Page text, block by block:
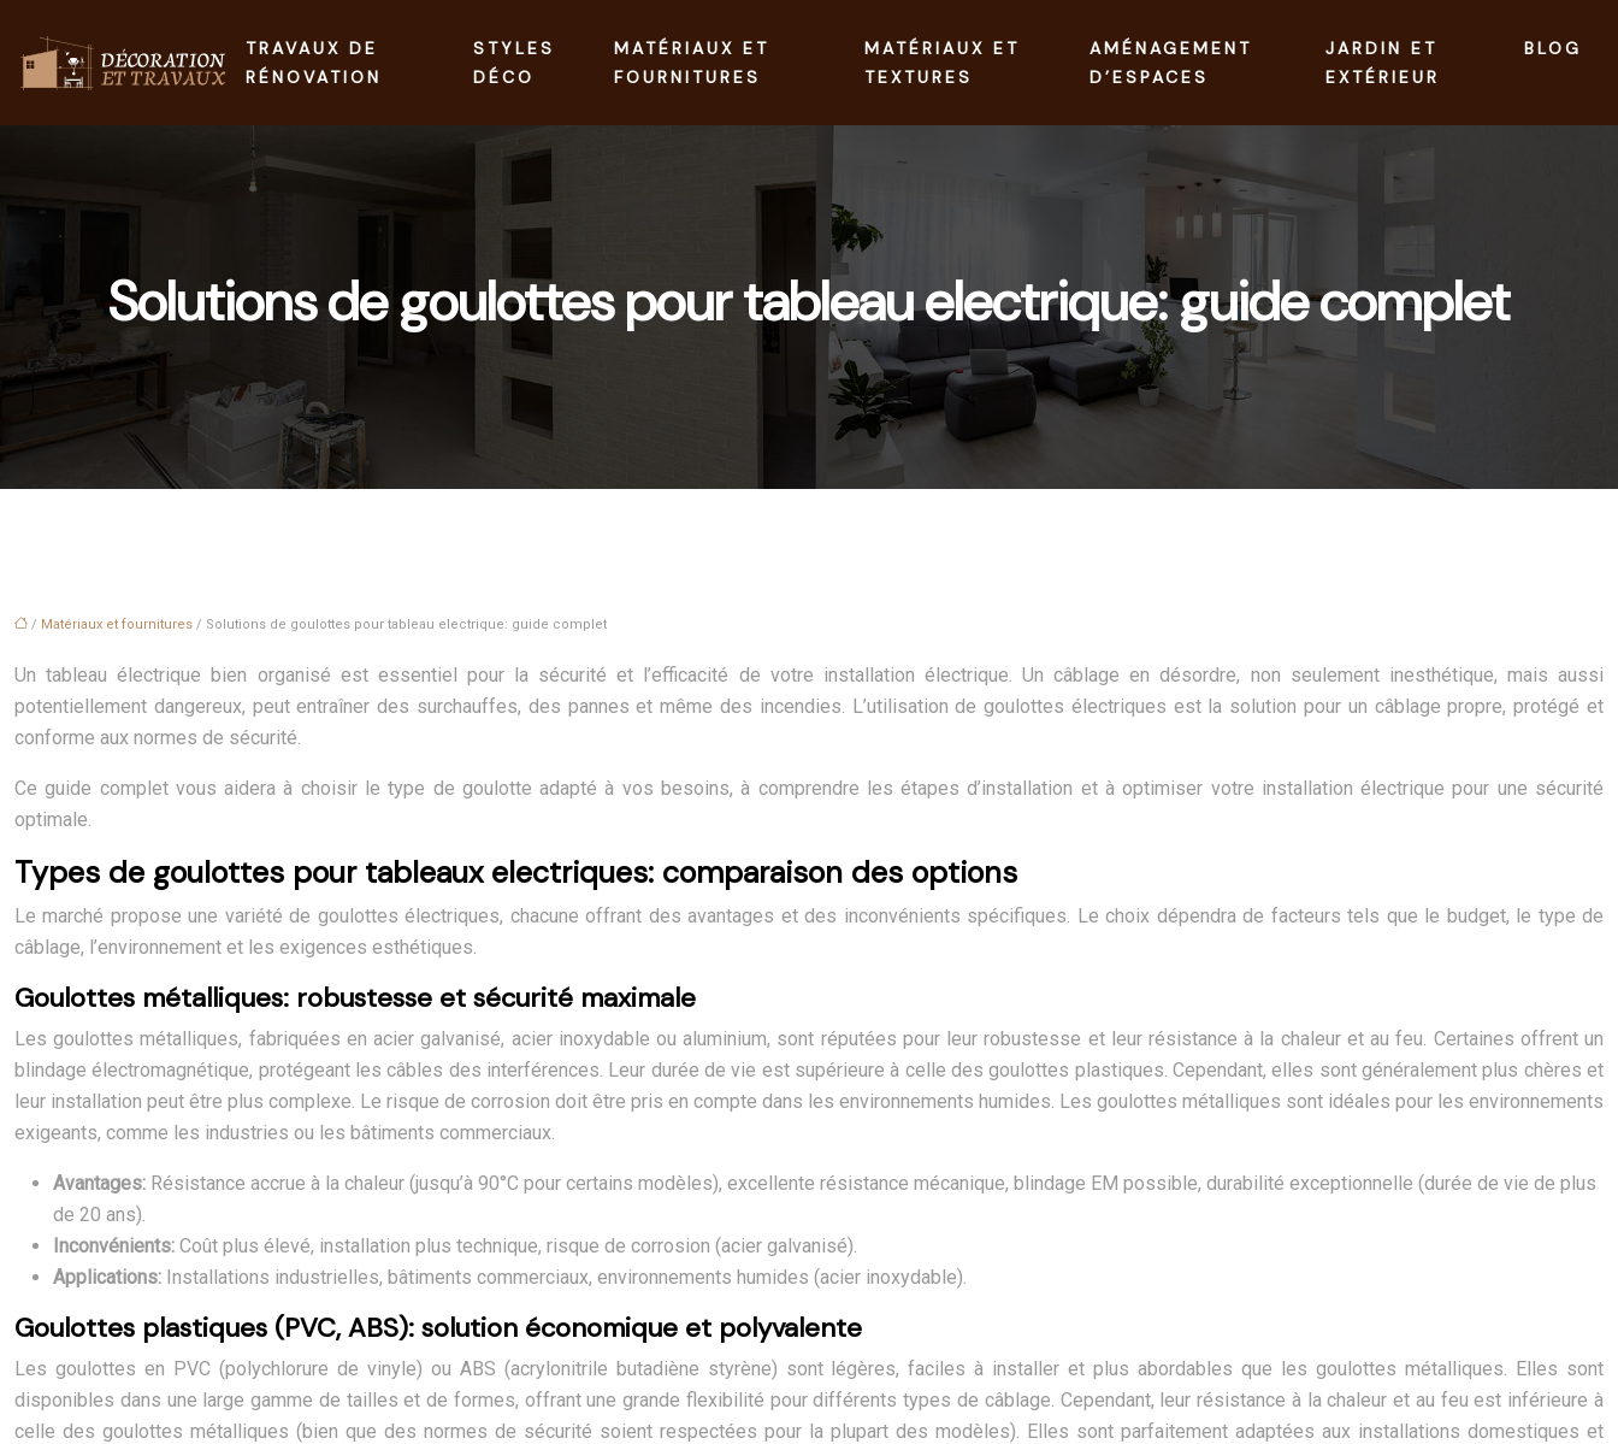
TRAVAUX DE
RÉNOVATION
STYLES
DÉCO
MATÉRIAUX ET
FOURNITURES
MATÉRIAUX ET
TEXTURES
AMÉNAGEMENT
D’ESPACES
JARDIN ET
EXTÉRIEUR
BLOG
Solutions de goulottes pour tableau electrique: guide complet
/ Matériaux et fournitures / Solutions de goulottes pour tableau electrique: guide complet
Un tableau électrique bien organisé est essentiel pour la sécurité et l’efficacité de votre installation électrique. Un câblage en désordre, non seulement inesthétique, mais aussi
potentiellement dangereux, peut entraîner des surchauffes, des pannes et même des incendies. L’utilisation de goulottes électriques est la solution pour un câblage propre, protégé et
conforme aux normes de sécurité.
Ce guide complet vous aidera à choisir le type de goulotte adapté à vos besoins, à comprendre les étapes d’installation et à optimiser votre installation électrique pour une sécurité
optimale.
Types de goulottes pour tableaux electriques: comparaison des options
Le marché propose une variété de goulottes électriques, chacune offrant des avantages et des inconvénients spécifiques. Le choix dépendra de facteurs tels que le budget, le type de
câblage, l’environnement et les exigences esthétiques.
Goulottes métalliques: robustesse et sécurité maximale
Les goulottes métalliques, fabriquées en acier galvanisé, acier inoxydable ou aluminium, sont réputées pour leur robustesse et leur résistance à la chaleur et au feu. Certaines offrent un
blindage électromagnétique, protégeant les câbles des interférences. Leur durée de vie est supérieure à celle des goulottes plastiques. Cependant, elles sont généralement plus chères et
leur installation peut être plus complexe. Le risque de corrosion doit être pris en compte dans les environnements humides. Les goulottes métalliques sont idéales pour les environnements
exigeants, comme les industries ou les bâtiments commerciaux.
Avantages: Résistance accrue à la chaleur (jusqu’à 90°C pour certains modèles), excellente résistance mécanique, blindage EM possible, durabilité exceptionnelle (durée de vie de plus
de 20 ans).
Inconvénients: Coût plus élevé, installation plus technique, risque de corrosion (acier galvanisé).
Applications: Installations industrielles, bâtiments commerciaux, environnements humides (acier inoxydable).
Goulottes plastiques (PVC, ABS): solution économique et polyvalente
Les goulottes en PVC (polychlorure de vinyle) ou ABS (acrylonitrile butadiène styrène) sont légères, faciles à installer et plus abordables que les goulottes métalliques. Elles sont
disponibles dans une large gamme de tailles et de formes, offrant une grande flexibilité pour différents types de câblage. Cependant, leur résistance à la chaleur et au feu est inférieure à
celle des goulottes métalliques (bien que des normes de sécurité soient respectées pour la plupart des modèles). Elles sont parfaitement adaptées aux installations domestiques et